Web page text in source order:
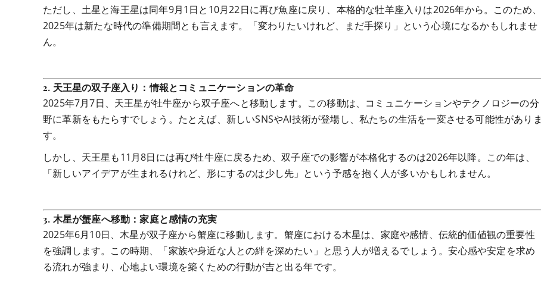
ただし、土星と海王星は同年9月1日と10月22日に再び魚座に戻り、本格的な牡羊座入りは2026年から。このため、
2025年は新たな時代の準備期間とも言えます。「変わりたいけれど、まだ手探り」という心境になるかもしれませ
ん。
2. 天王星の双子座入り：情報とコミュニケーションの革命
2025年7月7日、天王星が牡牛座から双子座へと移動します。この移動は、コミュニケーションやテクノロジーの分
野に革新をもたらすでしょう。たとえば、新しいSNSやAI技術が登場し、私たちの生活を一変させる可能性がありま
す。
しかし、天王星も11月8日には再び牡牛座に戻るため、双子座での影響が本格化するのは2026年以降。この年は、
「新しいアイデアが生まれるけれど、形にするのは少し先」という予感を抱く人が多いかもしれません。
3. 木星が蟹座へ移動：家庭と感情の充実
2025年6月10日、木星が双子座から蟹座に移動します。蟹座における木星は、家庭や感情、伝統的価値観の重要性
を強調します。この時期、「家族や身近な人との絆を深めたい」と思う人が増えるでしょう。安心感や安定を求め
る流れが強まり、心地よい環境を築くための行動が吉と出る年です。